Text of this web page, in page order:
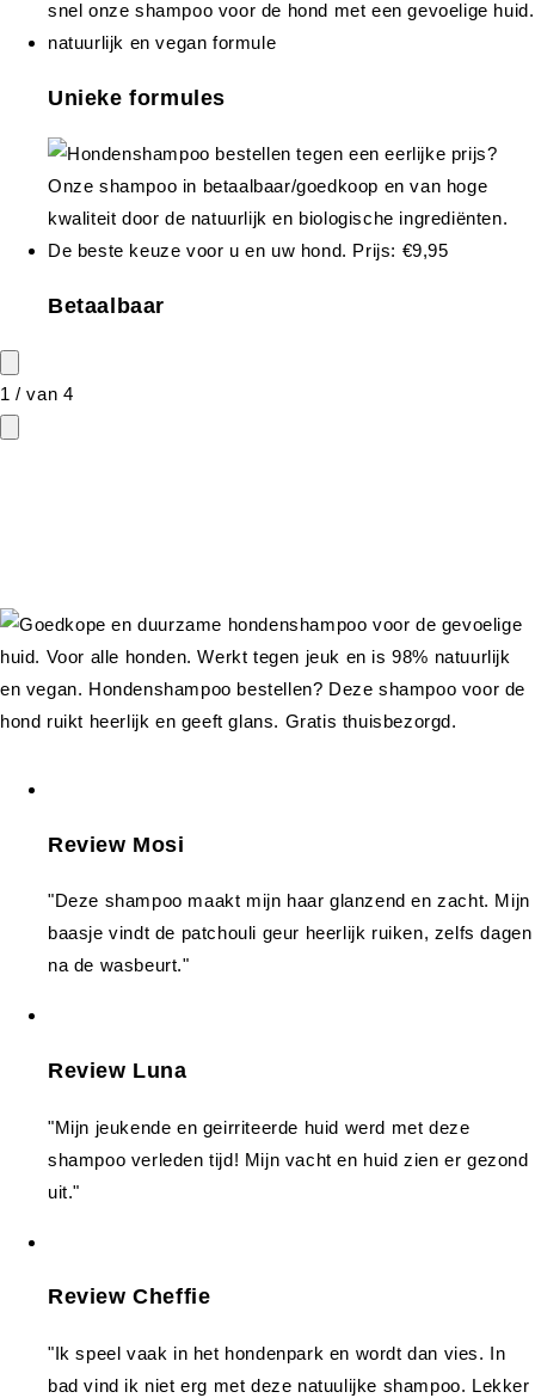
Unieke formules
Betaalbaar
1 /van 4
Review Mosi
"Deze shampoo maakt mijn haar glanzend en zacht. Mijn
baasje vindt de patchouli geur heerlijk ruiken, zelfs dagen
na de wasbeurt."
Review Luna
"Mijn jeukende en geirriteerde huid werd met deze
shampoo verleden tijd! Mijn vacht en huid zien er gezond
uit."
Review Cheffie
"Ik speel vaak in het hondenpark en wordt dan vies. In
bad vind ik niet erg met deze natuulijke shampoo. Lekker